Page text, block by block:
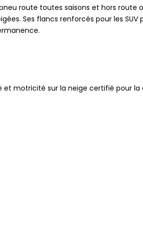
route toutes saisons et hors route
Ses flancs renforcés pour les SUV
et motricité sur la neige certifié pour